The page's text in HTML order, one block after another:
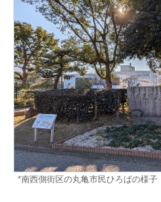
*南西側街区の丸亀市民ひろばの様子